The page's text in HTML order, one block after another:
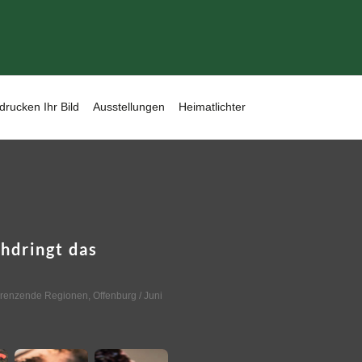
Ihr Bild Ausstellungen Heimatlichter
das
Regionen, Offenburg / Juni